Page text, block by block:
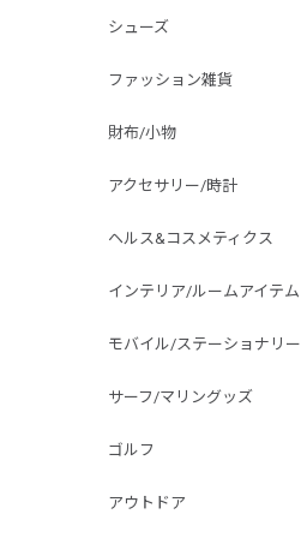
シューズ
ファッション雑貨
財布/小物
アクセサリー/時計
ヘルス&コスメティクス
インテリア/ルームアイテム
モバイル/ステーショナリー
サーフ/マリングッズ
ゴルフ
アウトドア